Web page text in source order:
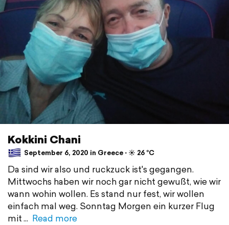
Kokkini Chani
September 6, 2020 in Greece ⋅ ☀️ 26 °C
Da sind wir also und ruckzuck ist's gegangen.
Mittwochs haben wir noch gar nicht gewußt, wie wir
wann wohin wollen. Es stand nur fest, wir wollen
einfach mal weg. Sonntag Morgen ein kurzer Flug
mit
Read more